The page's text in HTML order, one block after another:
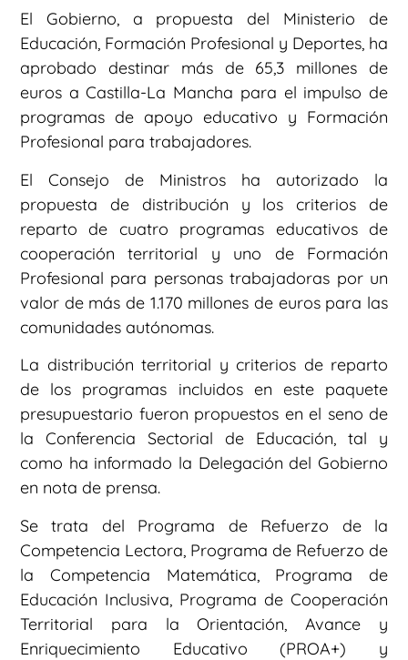
El Gobierno, a propuesta del Ministerio de
Educación, Formación Profesional y Deportes, ha
aprobado destinar más de 65,3 millones de
euros a Castilla-La Mancha para el impulso de
programas de apoyo educativo y Formación
Profesional para trabajadores.
El Consejo de Ministros ha autorizado la
propuesta de distribución y los criterios de
reparto de cuatro programas educativos de
cooperación territorial y uno de Formación
Profesional para personas trabajadoras por un
valor de más de 1.170 millones de euros para las
comunidades autónomas.
La distribución territorial y criterios de reparto
de los programas incluidos en este paquete
presupuestario fueron propuestos en el seno de
la Conferencia Sectorial de Educación, tal y
como ha informado la Delegación del Gobierno
en nota de prensa.
Se trata del Programa de Refuerzo de la
Competencia Lectora, Programa de Refuerzo de
la Competencia Matemática, Programa de
Educación Inclusiva, Programa de Cooperación
Territorial para la Orientación, Avance y
Enriquecimiento Educativo (PROA+) y